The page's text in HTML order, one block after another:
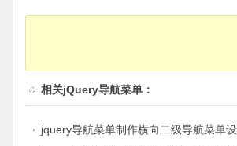
相关jQuery导航菜单 ：
jquery导航菜单制作横向二级导航菜单